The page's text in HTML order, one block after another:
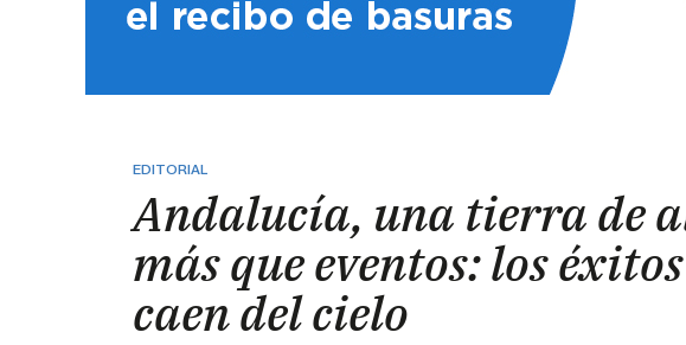
EDITORIAL
Andalucía, una tierra de
más que eventos: los
caen del cielo